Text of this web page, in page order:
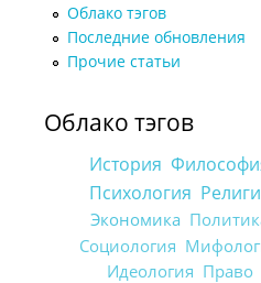
Облако тэгов
Последние обновления
Прочие статьи
Облако тэгов
История
Психология
Экономика
Социология
Идеология Право